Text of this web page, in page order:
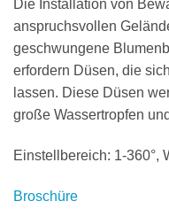
Die Installation von
anspruchsvollen
geschwungene
erfordern Düsen, die
lassen. Diese Düsen
große Wassertropfen
Einstellbereich: 1-360°,
Broschüre